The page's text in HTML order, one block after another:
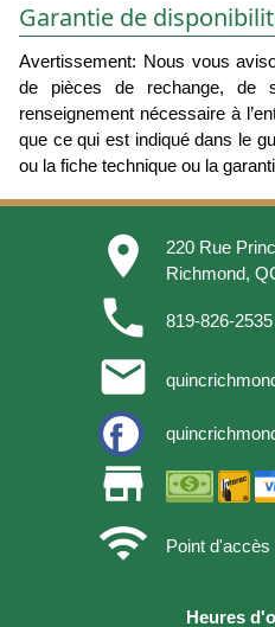
Garantie de
Avertissement: Nous vous
de pièces de rechange, de
renseignement nécessaire à
que ce qui est indiqué dans le
ou la fiche technique ou la
place
220 Rue
Richmond,
phone 819-826-2535
email
store
wifi
Point
Heures